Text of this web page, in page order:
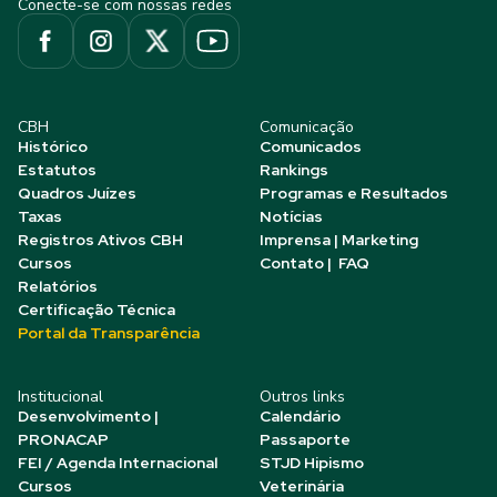
Conecte-se com nossas redes
CBH
Histórico
Estatutos
Quadros Juízes
Taxas
Registros Ativos CBH
Cursos
Relatórios
Certificação Técnica
Portal da Transparência
Comunicação
Comunicados
Rankings
Programas e Resultados
Notícias
Imprensa | Marketing
Contato | FAQ
Institucional
Desenvolvimento |
PRONACAP
FEI / Agenda Internacional
Cursos
Outros links
Calendário
Passaporte
STJD Hipismo
Veterinária